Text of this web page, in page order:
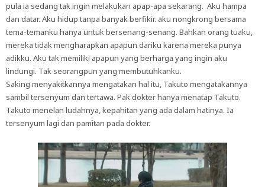
pula ia sedang tak ingin melakukan apap-apa sekarang. Aku hampa
dan datar. Aku hidup tanpa banyak berfikir. aku nongkrong bersama
tema-temanku hanya untuk bersenang-senang. Bahkan orang tuaku,
mereka tidak mengharapkan apapun dariku karena mereka punya
adikku. Aku tak memiliki apapun yang berharga yang ingin aku
lindungi. Tak seorangpun yang membutuhkanku.
Saking menyakitkannya mengatakan hal itu, Takuto mengatakannya
sambil tersenyum dan tertawa. Pak dokter hanya menatap Takuto.
Takuto menelan ludahnya, kepahitan yang ada dalam hatinya. Ia
tersenyum lagi dan pamitan pada dokter.